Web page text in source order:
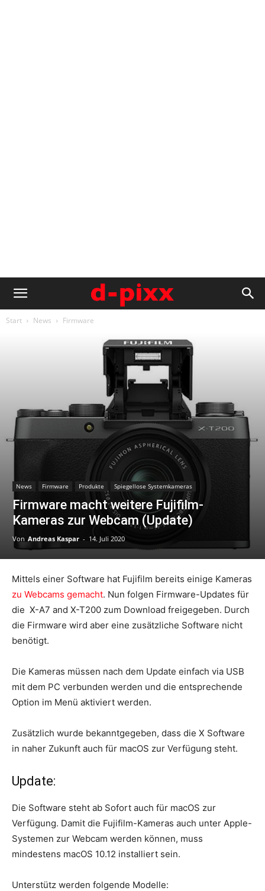
Start News Firmware
News Firmware Produkte Spiegellose Systemkameras
Firmware macht weitere Fujifilm-
Kameras zur Webcam (Update)
Von Andreas Kaspar - 14. Juli 2020
Mittels einer Software hat Fujifilm bereits einige Kameras
zu Webcams gemacht. Nun folgen Firmware-Updates für
die X-A7 and X-T200 zum Download freigegeben. Durch
die Firmware wird aber eine zusätzliche Software nicht
benötigt.
Die Kameras müssen nach dem Update einfach via USB
mit dem PC verbunden werden und die entsprechende
Option im Menü aktiviert werden.
Zusätzlich wurde bekanntgegeben, dass die X Software
in naher Zukunft auch für macOS zur Verfügung steht.
Update:
Die Software steht ab Sofort auch für macOS zur
Verfügung. Damit die Fujifilm-Kameras auch unter Apple-
Systemen zur Webcam werden können, muss
mindestens macOS 10.12 installiert sein.
Unterstütz werden folgende Modelle: